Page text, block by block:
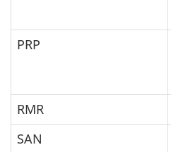
PRP
RMR
SAN